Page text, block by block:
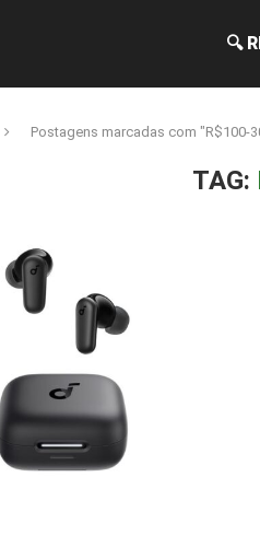
🔍
Postagens marcadas com "R$100-
TAG: